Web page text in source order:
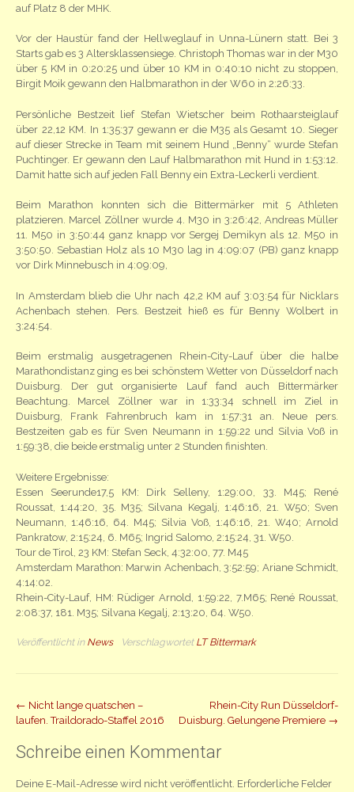
auf Platz 8 der MHK.
Vor der Haustür fand der Hellweglauf in Unna-Lünern statt. Bei 3
Starts gab es 3 Altersklassensiege. Christoph Thomas war in der M30
über 5 KM in 0:20:25 und über 10 KM in 0:40:10 nicht zu stoppen,
Birgit Moik gewann den Halbmarathon in der W60 in 2:26:33.
Persönliche Bestzeit lief Stefan Wietscher beim Rothaarsteiglauf
über 22,12 KM. In 1:35:37 gewann er die M35 als Gesamt 10. Sieger
auf dieser Strecke in Team mit seinem Hund „Benny“ wurde Stefan
Puchtinger. Er gewann den Lauf Halbmarathon mit Hund in 1:53:12.
Damit hatte sich auf jeden Fall Benny ein Extra-Leckerli verdient.
Beim Marathon konnten sich die Bittermärker mit 5 Athleten
platzieren. Marcel Zöllner wurde 4. M30 in 3:26:42, Andreas Müller
11. M50 in 3:50:44 ganz knapp vor Sergej Demikyn als 12. M50 in
3:50:50. Sebastian Holz als 10 M30 lag in 4:09:07 (PB) ganz knapp
vor Dirk Minnebusch in 4:09:09,
In Amsterdam blieb die Uhr nach 42,2 KM auf 3:03:54 für Nicklars
Achenbach stehen. Pers. Bestzeit hieß es für Benny Wolbert in
3:24:54.
Beim erstmalig ausgetragenen Rhein-City-Lauf über die halbe
Marathondistanz ging es bei schönstem Wetter von Düsseldorf nach
Duisburg. Der gut organisierte Lauf fand auch Bittermärker
Beachtung. Marcel Zöllner war in 1:33:34 schnell im Ziel in
Duisburg, Frank Fahrenbruch kam in 1:57:31 an. Neue pers.
Bestzeiten gab es für Sven Neumann in 1:59:22 und Silvia Voß in
1:59:38, die beide erstmalig unter 2 Stunden finishten.
Weitere Ergebnisse:
Essen Seerunde17,5 KM: Dirk Selleny, 1:29:00, 33. M45; René
Roussat, 1:44:20, 35. M35; Silvana Kegalj, 1:46:16, 21. W50; Sven
Neumann, 1:46:16, 64. M45; Silvia Voß, 1:46:16, 21. W40; Arnold
Pankratow, 2:15:24, 6. M65; Ingrid Salomo, 2:15:24, 31. W50.
Tour de Tirol, 23 KM: Stefan Seck, 4:32:00, 77. M45
Amsterdam Marathon: Marwin Achenbach, 3:52:59; Ariane Schmidt,
4:14:02.
Rhein-City-Lauf, HM: Rüdiger Arnold, 1:59:22, 7.M65; René Roussat,
2:08:37, 181. M35; Silvana Kegalj, 2:13:20, 64. W50.
Veröffentlicht in News Verschlagwortet LT Bittermark
Beitrag
← Nicht lange quatschen –
laufen. Traildorado-Staffel 2016
Rhein-City Run Düsseldorf-
Duisburg. Gelungene Premiere →
Schreibe einen Kommentar
Deine E-Mail-Adresse wird nicht veröffentlicht. Erforderliche Felder